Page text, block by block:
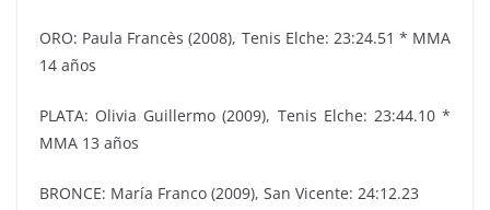
ORO: Paula Francès (2008), Tenis Elche: 23:24.51 * MMA
14 años
PLATA: Olivia Guillermo (2009), Tenis Elche: 23:44.10 *
MMA 13 años
BRONCE: María Franco (2009), San Vicente: 24:12.23